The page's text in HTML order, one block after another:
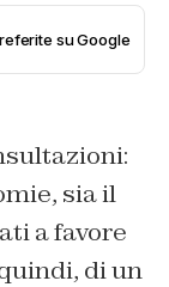
su Google
sia il
a favore
di un